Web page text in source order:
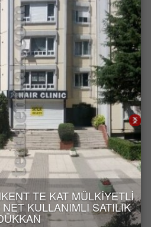
TE KAT MÜLKİYETLİ
KULLANIMLI SATILIK